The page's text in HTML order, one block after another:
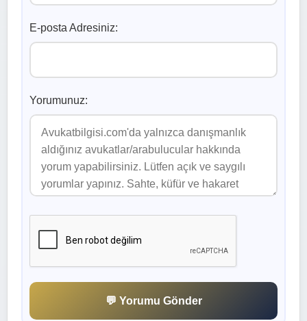
E-posta Adresiniz:
Yorumunuz:
💬 Yorumu Gönder